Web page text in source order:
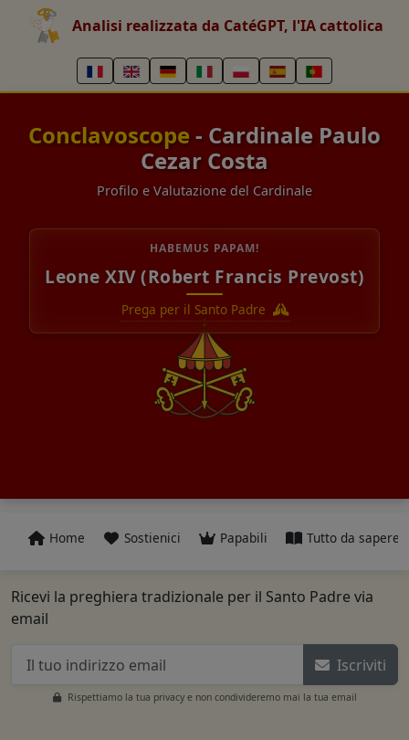
Analisi realizzata da CatéGPT, l'IA cattolica
Conclavoscope - Cardinale Paulo
Cezar Costa
Profilo e Valutazione del Cardinale
HABEMUS PAPAM!
Leone XIV (Robert Francis Prevost)
Prega per il Santo Padre
Home Sostienici Papabili Tutto da sapere
Ricevi la preghiera tradizionale per il Santo Padre via
email
Iscriviti
Rispettiamo la tua privacy e non condivideremo mai la tua email